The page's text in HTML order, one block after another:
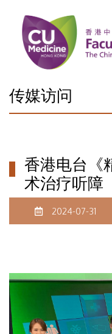
传媒访问
香港电台《
术治疗听障
2024-07-31